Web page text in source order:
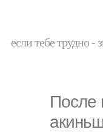
если тебе трудно
После